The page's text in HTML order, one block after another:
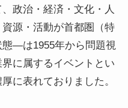
政治・経済・文化・人
源・活動が首都圏（特
態―は1955年から問題視
に属するイベントとい
に表れておりました。